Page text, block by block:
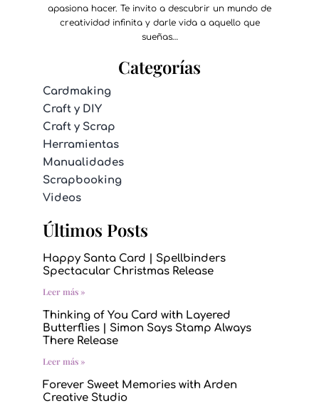
apasiona hacer. Te invito a descubrir un mundo de
creatividad infinita y darle vida a aquello que
sueñas…
Categorías
Cardmaking
Craft y DIY
Craft y Scrap
Herramientas
Manualidades
Scrapbooking
Videos
Últimos Posts
Happy Santa Card | Spellbinders
Spectacular Christmas Release
Leer más »
Thinking of You Card with Layered
Butterflies | Simon Says Stamp Always
There Release
Leer más »
Forever Sweet Memories with Arden
Creative Studio